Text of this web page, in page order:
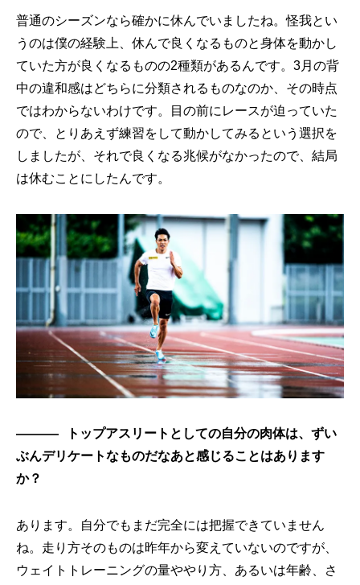
普通のシーズンなら確かに休んでいましたね。怪我とい
うのは僕の経験上、休んで良くなるものと身体を動かし
ていた方が良くなるものの2種類があるんです。3月の背
中の違和感はどちらに分類されるものなのか、その時点
ではわからないわけです。目の前にレースが迫っていた
ので、とりあえず練習をして動かしてみるという選択を
しましたが、それで良くなる兆候がなかったので、結局
は休むことにしたんです。
トップアスリートとしての自分の肉体は、ずい
ぶんデリケートなものだなあと感じることはあります
か？
あります。自分でもまだ完全には把握できていません
ね。走り方そのものは昨年から変えていないのですが、
ウェイトトレーニングの量ややり方、あるいは年齢、さ